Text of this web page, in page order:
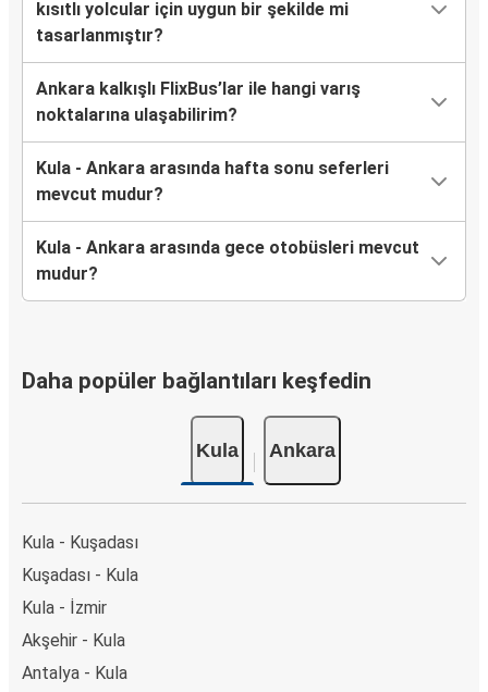
kısıtlı yolcular için uygun bir şekilde mi
tasarlanmıştır?
Ankara kalkışlı FlixBus’lar ile hangi varış
noktalarına ulaşabilirim?
Kula - Ankara arasında hafta sonu seferleri
mevcut mudur?
Kula - Ankara arasında gece otobüsleri mevcut
mudur?
Daha popüler bağlantıları keşfedin
Kula Ankara
Kula - Kuşadası
Kuşadası - Kula
Kula - İzmir
Akşehir - Kula
Antalya - Kula